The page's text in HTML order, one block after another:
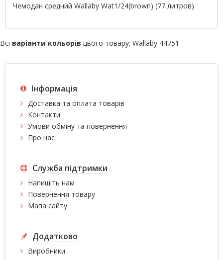
Чемодан средний Wallaby Wat1/24(brown) (77 литров)
Всі варіанти кольорів цього товару: Wallaby 44751
Інформація
Доставка та оплата товарів
Контакти
Умови обміну та повернення
Про нас
Служба підтримки
Напишіть нам
Повернення товару
Мапа сайту
Додатково
Виробники